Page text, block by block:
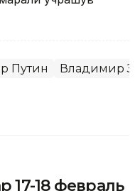
Путин Владимир
17-18 февраль